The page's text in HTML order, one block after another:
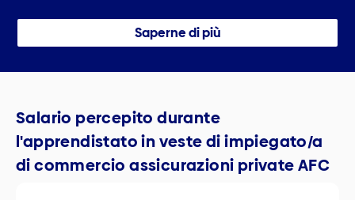
Saperne di più
Salario percepito durante
l'apprendistato in veste di impiegato/a
di commercio assicurazioni private AFC